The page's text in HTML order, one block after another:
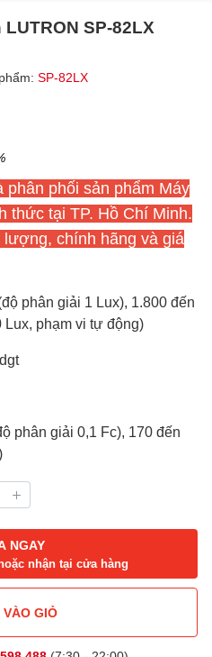
SP-82LX
SP-82LX
phân phối sản phẩm Máy
thức tại TP. Hồ Chí Minh.
lượng, chính hãng và giá
phân giải 1 Lux), 1.800 đến
Lux, phạm vi tự động)
phân giải 0,1 Fc), 170 đến
NGAY
nhận tại cửa hàng
VÀO GIỎ